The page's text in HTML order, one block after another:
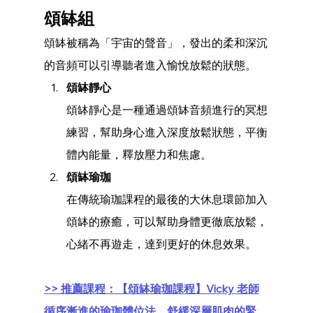
頌缽組
頌缽被稱為「宇宙的聲音」，發出的柔和深沉
的音頻可以引導聽者進入愉悅放鬆的狀態。
頌缽靜心
頌缽靜心是一種通過頌缽音頻進行的冥想
練習，幫助身心進入深度放鬆狀態，平衡
體內能量，釋放壓力和焦慮。
頌缽瑜珈
在傳統瑜珈課程的最後的大休息環節加入
頌缽的療癒，可以幫助身體更徹底放鬆，
心緒不再遊走，達到更好的休息效果。
>> 推薦課程：【頌缽瑜珈課程】Vicky 老師